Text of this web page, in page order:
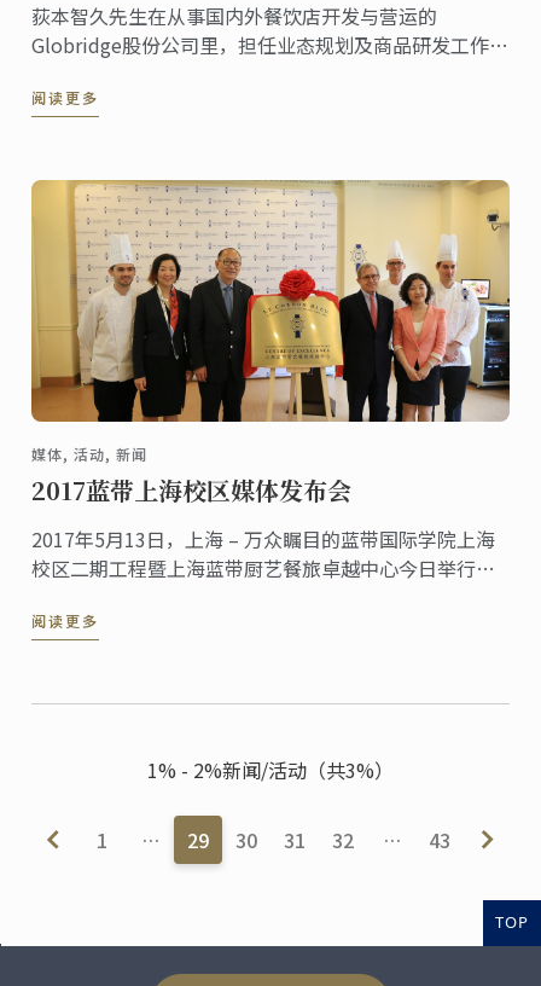
荻本智久先生在从事国内外餐饮店开发与营运的
Globridge股份公司里，担任业态规划及商品研发工作。
在业界活跃着，边重视厨师心意，边为了创设经营有成
阅读更多
媒体, 活动, 新闻
2017蓝带上海校区媒体发布会
2017年5月13日，上海 – 万众瞩目的蓝带国际学院上海
校区二期工程暨上海蓝带厨艺餐旅卓越中心今日举行新
登陆上海，接受预注册。蓝带国际学院总裁André J. ...
阅读更多
1% - 2%新闻/活动（共3%）
1 … 29 30 31 32 … 43
TOP